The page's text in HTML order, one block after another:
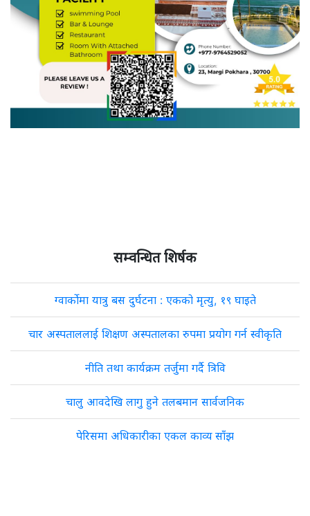
सम्वन्धित शिर्षक
ग्वार्कोमा यात्रु बस दुर्घटना : एकको मृत्यु, १९ घाइते
चार अस्पताललाई शिक्षण अस्पतालका रुपमा प्रयोग गर्न स्वीकृति
नीति तथा कार्यक्रम तर्जुमा गर्दै त्रिवि
चालु आवदेखि लागु हुने तलबमान सार्वजनिक
पेरिसमा अधिकारीका एकल काव्य साँझ